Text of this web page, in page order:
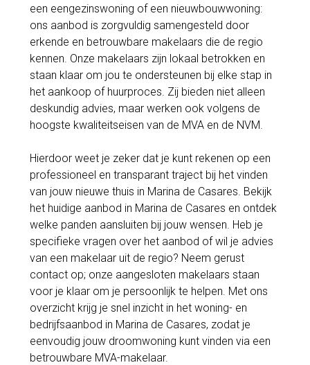
een eengezinswoning of een nieuwbouwwoning:
ons aanbod is zorgvuldig samengesteld door
erkende en betrouwbare makelaars die de regio
kennen. Onze makelaars zijn lokaal betrokken en
staan klaar om jou te ondersteunen bij elke stap in
het aankoop of huurproces. Zij bieden niet alleen
deskundig advies, maar werken ook volgens de
hoogste kwaliteitseisen van de MVA en de NVM.
Hierdoor weet je zeker dat je kunt rekenen op een
professioneel en transparant traject bij het vinden
van jouw nieuwe thuis in Marina de Casares. Bekijk
het huidige aanbod in Marina de Casares en ontdek
welke panden aansluiten bij jouw wensen. Heb je
specifieke vragen over het aanbod of wil je advies
van een makelaar uit de regio? Neem gerust
contact op; onze aangesloten makelaars staan
voor je klaar om je persoonlijk te helpen. Met ons
overzicht krijg je snel inzicht in het woning- en
bedrijfsaanbod in Marina de Casares, zodat je
eenvoudig jouw droomwoning kunt vinden via een
betrouwbare MVA-makelaar.